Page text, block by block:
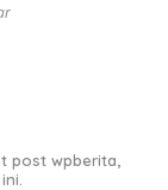
post wpberita,